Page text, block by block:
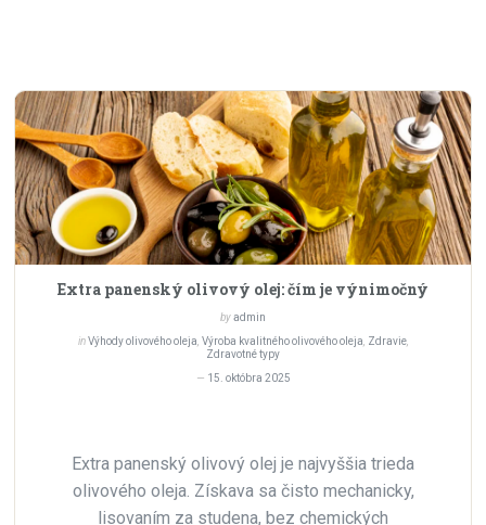
Extra panenský olivový olej: čím je výnimočný
byadmin
inVýhody olivového oleja Výroba kvalitného olivového oleja Zdravie,
Zdravotné typy
15. októbra 2025
Extra panenský olivový olej je najvyššia trieda
olivového oleja. Získava sa čisto mechanicky,
lisovaním za studena, bez chemických